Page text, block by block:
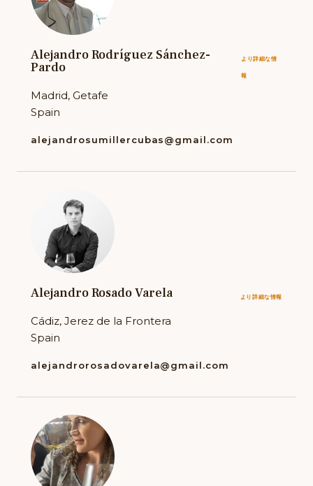
Alejandro Rodríguez Sánchez-
Pardo
より詳細な情
報
Madrid, Getafe
Spain
alejandrosumillercubas@gmail.com
Alejandro Rosado Varela より詳細な情報
Cádiz, Jerez de la Frontera
Spain
alejandrorosadovarela@gmail.com